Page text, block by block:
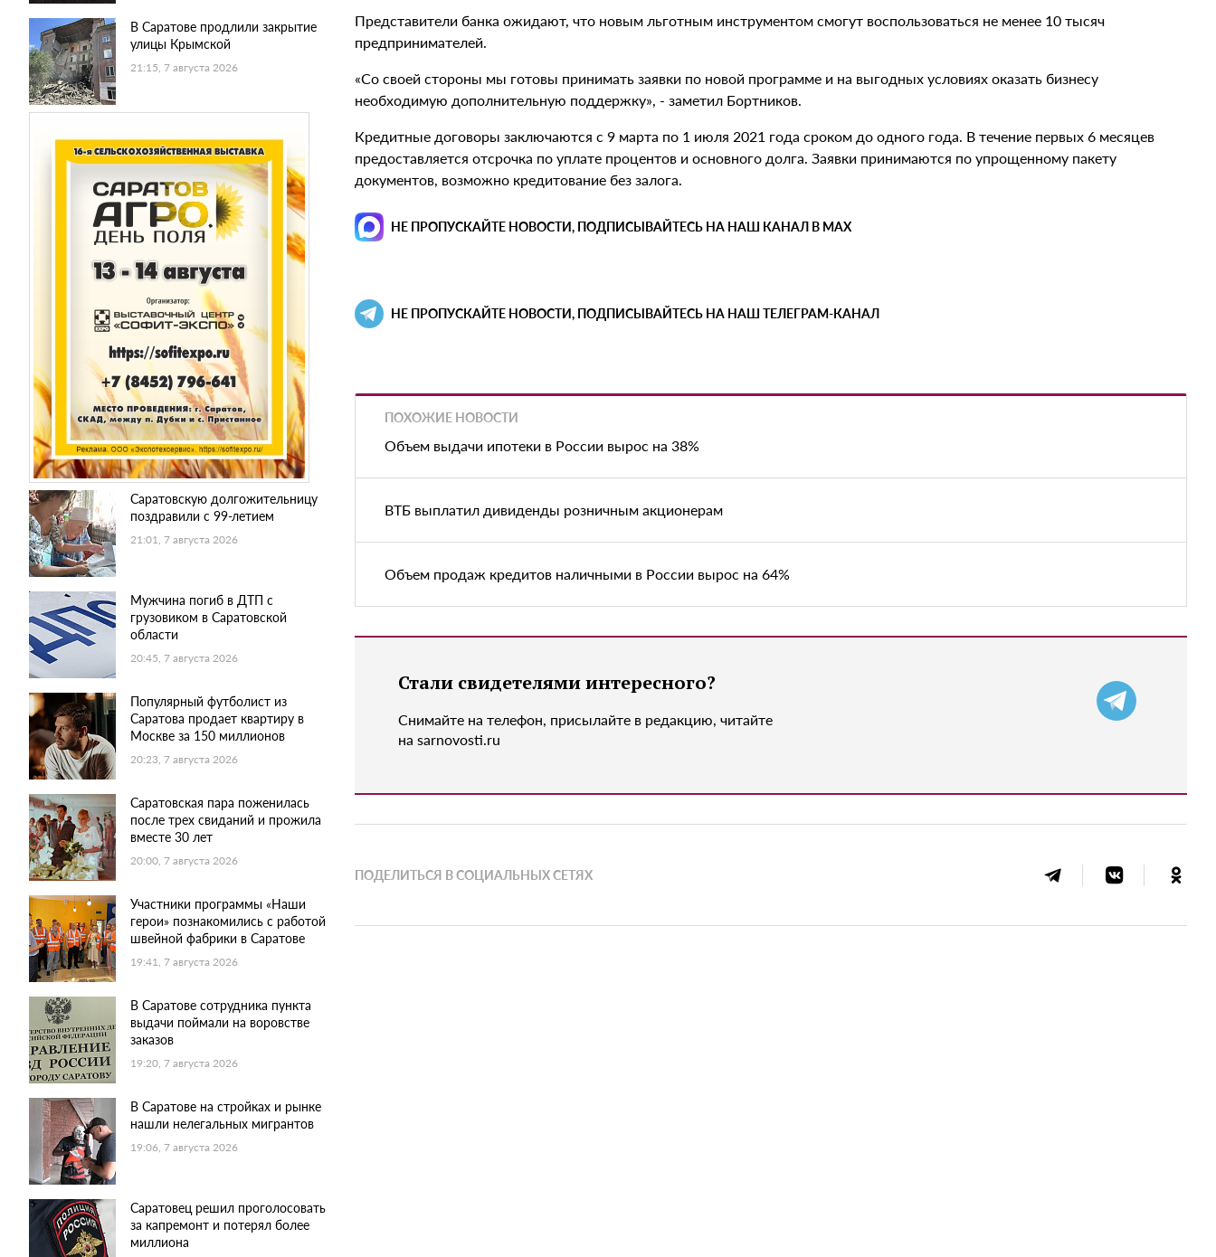
В Саратове продлили закрытие
улицы Крымской
21:15, 7 августа 2026
Саратовскую долгожительницу
поздравили с 99-летием
21:01, 7 августа 2026
Мужчина погиб в ДТП с
грузовиком в Саратовской
области
20:45, 7 августа 2026
Популярный футболист из
Саратова продает квартиру в
Москве за 150 миллионов
20:23, 7 августа 2026
Саратовская пара поженилась
после трех свиданий и прожила
вместе 30 лет
20:00, 7 августа 2026
Участники программы «Наши
герои» познакомились с работой
швейной фабрики в Саратове
19:41, 7 августа 2026
В Саратове сотрудника пункта
выдачи поймали на воровстве
заказов
19:20, 7 августа 2026
В Саратове на стройках и рынке
нашли нелегальных мигрантов
19:06, 7 августа 2026
Саратовец решил проголосовать
за капремонт и потерял более
миллиона
Представители банка ожидают, что новым льготным инструментом смогут воспользоваться не менее 10 тысяч
предпринимателей.
«Со своей стороны мы готовы принимать заявки по новой программе и на выгодных условиях оказать бизнесу
необходимую дополнительную поддержку», - заметил Бортников.
Кредитные договоры заключаются с 9 марта по 1 июля 2021 года сроком до одного года. В течение первых 6 месяцев
предоставляется отсрочка по уплате процентов и основного долга. Заявки принимаются по упрощенному пакету
документов, возможно кредитование без залога.
НЕ ПРОПУСКАЙТЕ НОВОСТИ, ПОДПИСЫВАЙТЕСЬ НА НАШ КАНАЛ В MAX
НЕ ПРОПУСКАЙТЕ НОВОСТИ, ПОДПИСЫВАЙТЕСЬ НА НАШ ТЕЛЕГРАМ-КАНАЛ
ПОХОЖИЕ НОВОСТИ
Объем выдачи ипотеки в России вырос на 38%
ВТБ выплатил дивиденды розничным акционерам
Объем продаж кредитов наличными в России вырос на 64%
Стали свидетелями интересного?
Снимайте на телефон, присылайте в редакцию, читайте
на sarnovosti.ru
ПОДЕЛИТЬСЯ В СОЦИАЛЬНЫХ СЕТЯХ